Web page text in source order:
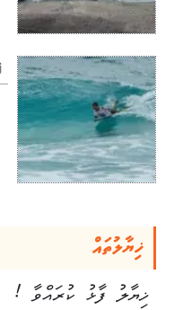
ޚިޔާލުތައް
ޚިޔާލު ފާޅު ކުރައްވާ !